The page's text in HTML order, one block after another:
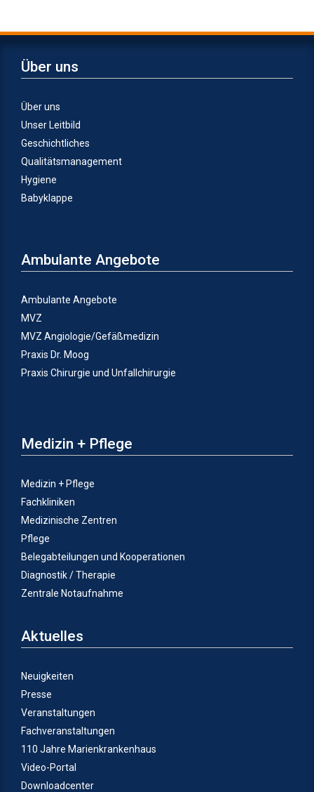
Über uns
Über uns
Unser Leitbild
Geschichtliches
Qualitätsmanagement
Hygiene
Babyklappe
Ambulante Angebote
Ambulante Angebote
MVZ
MVZ Angiologie/Gefäßmedizin
Praxis Dr. Moog
Praxis Chirurgie und Unfallchirurgie
Medizin + Pflege
Medizin + Pflege
Fachkliniken
Medizinische Zentren
Pflege
Belegabteilungen und Kooperationen
Diagnostik / Therapie
Zentrale Notaufnahme
Aktuelles
Neuigkeiten
Presse
Veranstaltungen
Fachveranstaltungen
110 Jahre Marienkrankenhaus
Video-Portal
Downloadcenter